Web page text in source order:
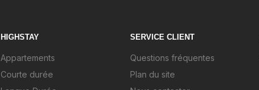
HIGHSTAY
Appartements
Courte durée
SERVICE CLIENT
Questions fréquentes
Plan du site